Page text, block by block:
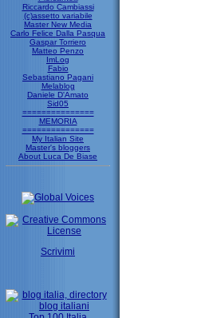
Riccardo Cambiassi
(c)assetto variabile
Master New Media
Carlo Felice Dalla Pasqua
Gaspar Torriero
Matteo Penzo
ImLog
Fabio
Sebastiano Pagani
Melablog
Daniele D'Amato
Sid05
===============
MEMORIA
===============
My Italian Site
Master's bloggers
About Luca De Biase
Scrivimi